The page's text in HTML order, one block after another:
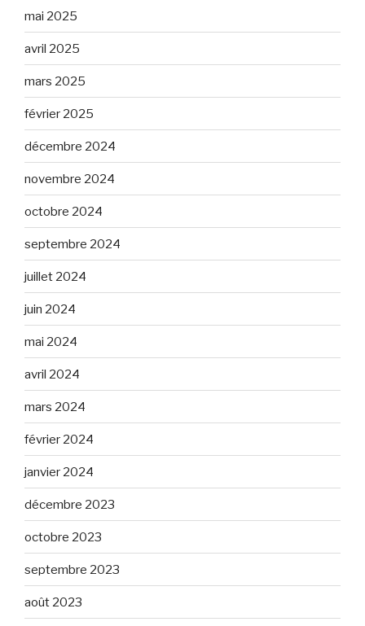
mai 2025
avril 2025
mars 2025
février 2025
décembre 2024
novembre 2024
octobre 2024
septembre 2024
juillet 2024
juin 2024
mai 2024
avril 2024
mars 2024
février 2024
janvier 2024
décembre 2023
octobre 2023
septembre 2023
août 2023